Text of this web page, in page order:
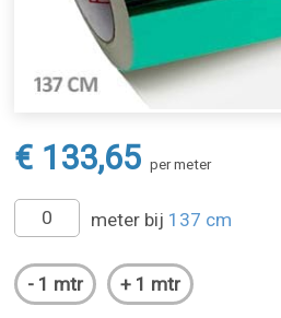
€ 133,65 per meter
meter bij 137 cm